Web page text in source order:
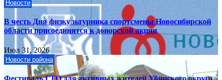
Новости
В честь Дня физкультурника спортсмены Новосибирской
области присоединятся к донорской акции
Июл 31, 2026
Новости района
Фестиваль ГТО для активных жителей Убинского округа